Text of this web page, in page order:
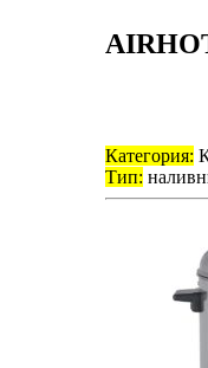
Категория:
Тип: